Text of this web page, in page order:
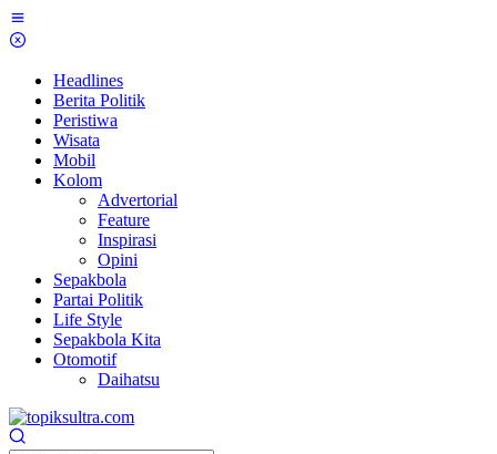
Skip
to
Headlines
Berita Politik
Peristiwa
Wisata
Mobil
Kolom
Advertorial
Feature
Inspirasi
Opini
Sepakbola
Partai Politik
Life Style
Sepakbola Kita
Otomotif
Daihatsu